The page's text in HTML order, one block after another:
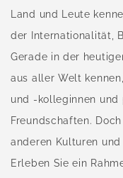
Land und Leute
der Internationalität,
Gerade in der
aus aller Welt
und -kolleginnen
Freundschaften.
anderen Kulturen und
Erleben Sie ein